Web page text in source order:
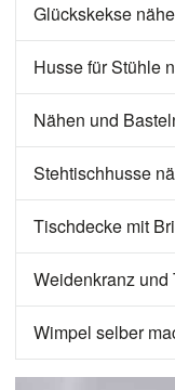
Glückskekse
Husse für Stühle
Nähen und
Stehtischhusse
Tischdecke mit
Weidenkranz und
Wimpel selber